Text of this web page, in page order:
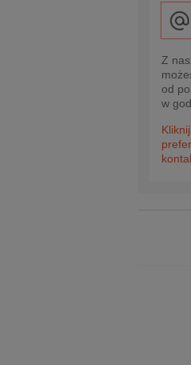
Z
od
w